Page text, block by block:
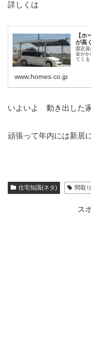
詳しくは
【
が高
固定
金がか
てくる
www.homes.co.jp
いよいよ 動き出した
頑張って年内には新居
住宅知識(ネタ) 間取り
ス